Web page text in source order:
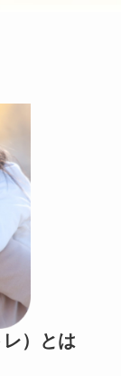
）とは